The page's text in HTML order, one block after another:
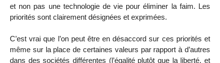
et non pas une technologie de vie pour éliminer la faim. Les
priorités sont clairement désignées et exprimées.
C’est vrai que l’on peut être en désaccord sur ces priorités et
même sur la place de certaines valeurs par rapport à d’autres
dans des sociétés différentes (l’égalité plutôt que la liberté, et